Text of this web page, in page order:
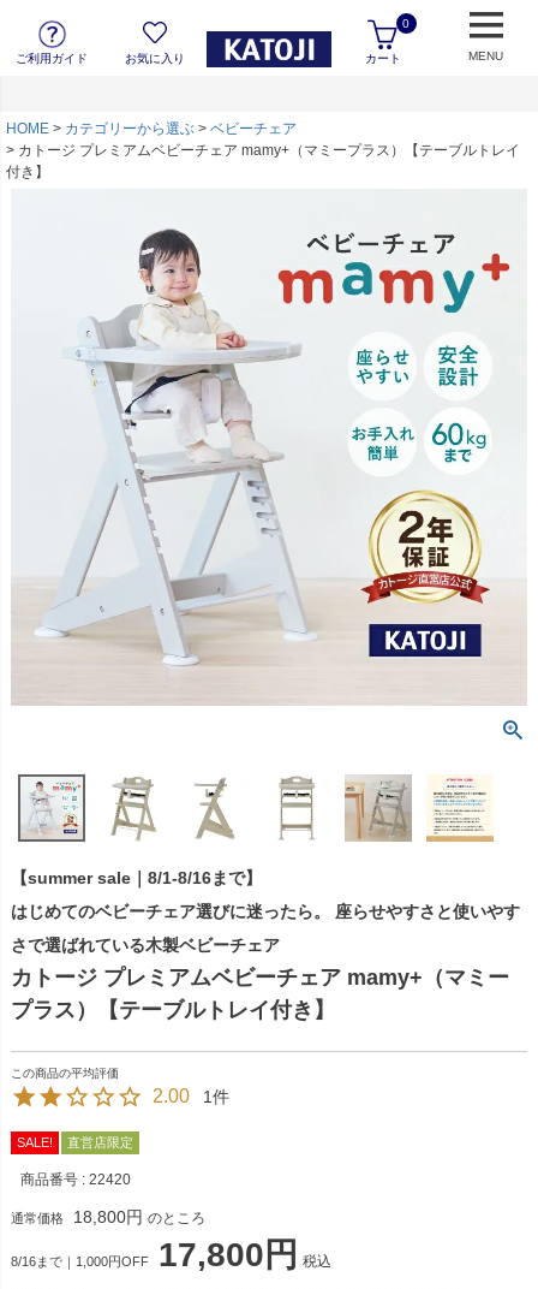
ご利用ガイド お気に入り カート
0
MENU
HOME カテゴリーから選ぶ
ベビーチェア
カトージ プレミアムベビーチェア mamy+（マミープラス）【テーブルトレイ
付き】
【summer sale｜8/1-8/16まで】
はじめてのベビーチェア選びに迷ったら。 座らせやすさと使いやす
さで選ばれている木製ベビーチェア
カトージ プレミアムベビーチェア mamy+（マミー
プラス）【テーブルトレイ付き】
2.00 1
SALE! 直営店限定
商品番号 22420
通常価格 18,800 のところ
8/16まで｜1,000円OFF 17,800 税込